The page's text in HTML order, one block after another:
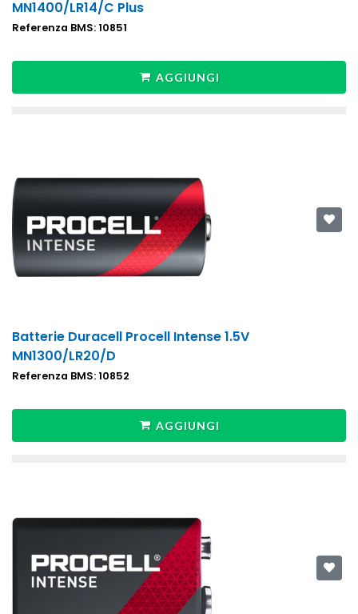
MN1400/LR14/C Plus
Referenza BMS: 10851
AGGIUNGI
Batterie Duracell Procell Intense 1.5V
MN1300/LR20/D
Referenza BMS: 10852
AGGIUNGI